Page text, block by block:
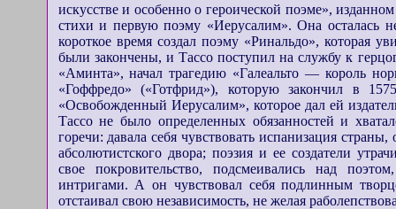
искусстве и особенно о героической поэме»,
стихи и первую поэму «Иерусалим». Она осталась
короткое время создал поэму «Ринальдо», которая
были закончены, и Тассо поступил на службу к
«Аминта», начал трагедию «Галеальто — король
«Гоффредо» («Готфрид»), которую закончил в
«Освобожденный Иерусалим», которое дал ей
Тассо не было определенных обязанностей и
горечи: давала себя чувствовать испанизация
абсолютистского двора; поэзия и ее создатели
свое покровительство, подсмеивались над
интригами. А он чувствовал себя подлинным
отстаивал свою независимость, не желая